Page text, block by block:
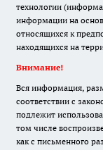
технологии
информации на
относящихся к
находящихся на
Внимание!
Вся информация,
соответствии с
подлежит
том числе
как с письменного